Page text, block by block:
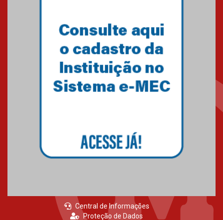
Primeiro culto do ano ressalta o
27.02.2026
Central de Informações
Proteção de Dados